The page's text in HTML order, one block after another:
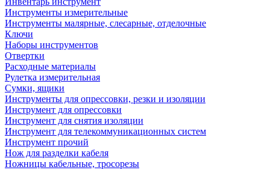
Инструменты измерительные
Инструменты малярные, слесарные, отделочные
Ключи
Наборы инструментов
Отвертки
Расходные материалы
Рулетка измерительная
Сумки, ящики
Инструменты для опрессовки, резки и изоляции
Инструмент для опрессовки
Инструмент для снятия изоляции
Инструмент для телекоммуникационных систем
Инструмент прочий
Нож для разделки кабеля
Ножницы кабельные, тросорезы